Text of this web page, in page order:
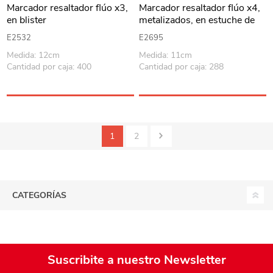
Marcador resaltador flúo x3,
en blister
E2532
Medida: 12cm
Cantidad por caja: 400
Marcador resaltador flúo x4,
metalizados, en estuche de
PVC
E2695
Medida: 11cm
Cantidad por caja: 288
1 2
CATEGORÍAS
Suscribite a nuestro Newsletter